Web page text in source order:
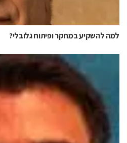
למה להשקיע במחקר ופיתוח גלובלי?